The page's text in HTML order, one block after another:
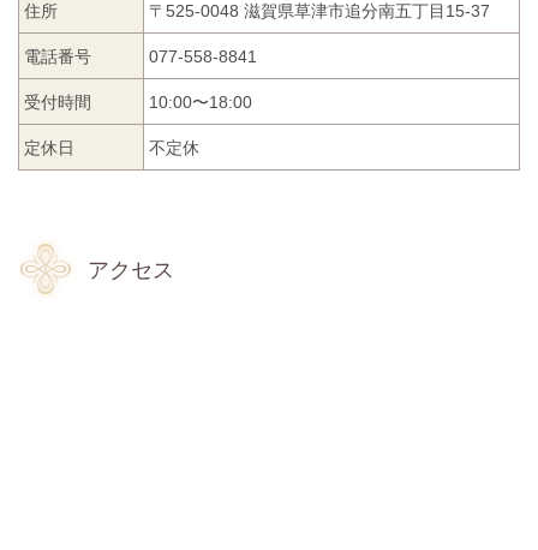
住所 〒525-0048 滋賀県草津市追分南五丁目15-37
電話番号 077-558-8841
受付時間 10:00〜18:00
定休日 不定休
アクセス